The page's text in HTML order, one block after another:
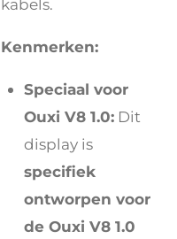
kabels.
Kenmerken:
Speciaal voor
Ouxi V8 1.0: Dit
display is
specifiek
ontworpen voor
de Ouxi V8 1.0